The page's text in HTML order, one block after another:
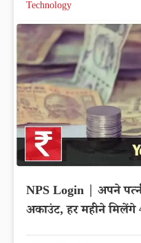
Technology
NPS Login | अपने
अकाउंट, हर महीने